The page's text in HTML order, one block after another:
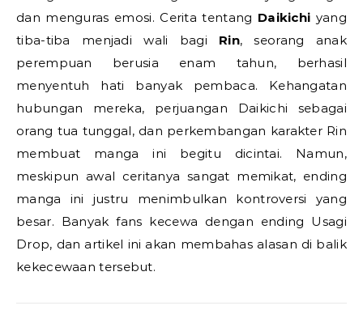
dan menguras emosi. Cerita tentang Daikichi yang
tiba-tiba menjadi wali bagi Rin, seorang anak
perempuan berusia enam tahun, berhasil
menyentuh hati banyak pembaca. Kehangatan
hubungan mereka, perjuangan Daikichi sebagai
orang tua tunggal, dan perkembangan karakter Rin
membuat manga ini begitu dicintai. Namun,
meskipun awal ceritanya sangat memikat, ending
manga ini justru menimbulkan kontroversi yang
besar. Banyak fans kecewa dengan ending Usagi
Drop, dan artikel ini akan membahas alasan di balik
kekecewaan tersebut.